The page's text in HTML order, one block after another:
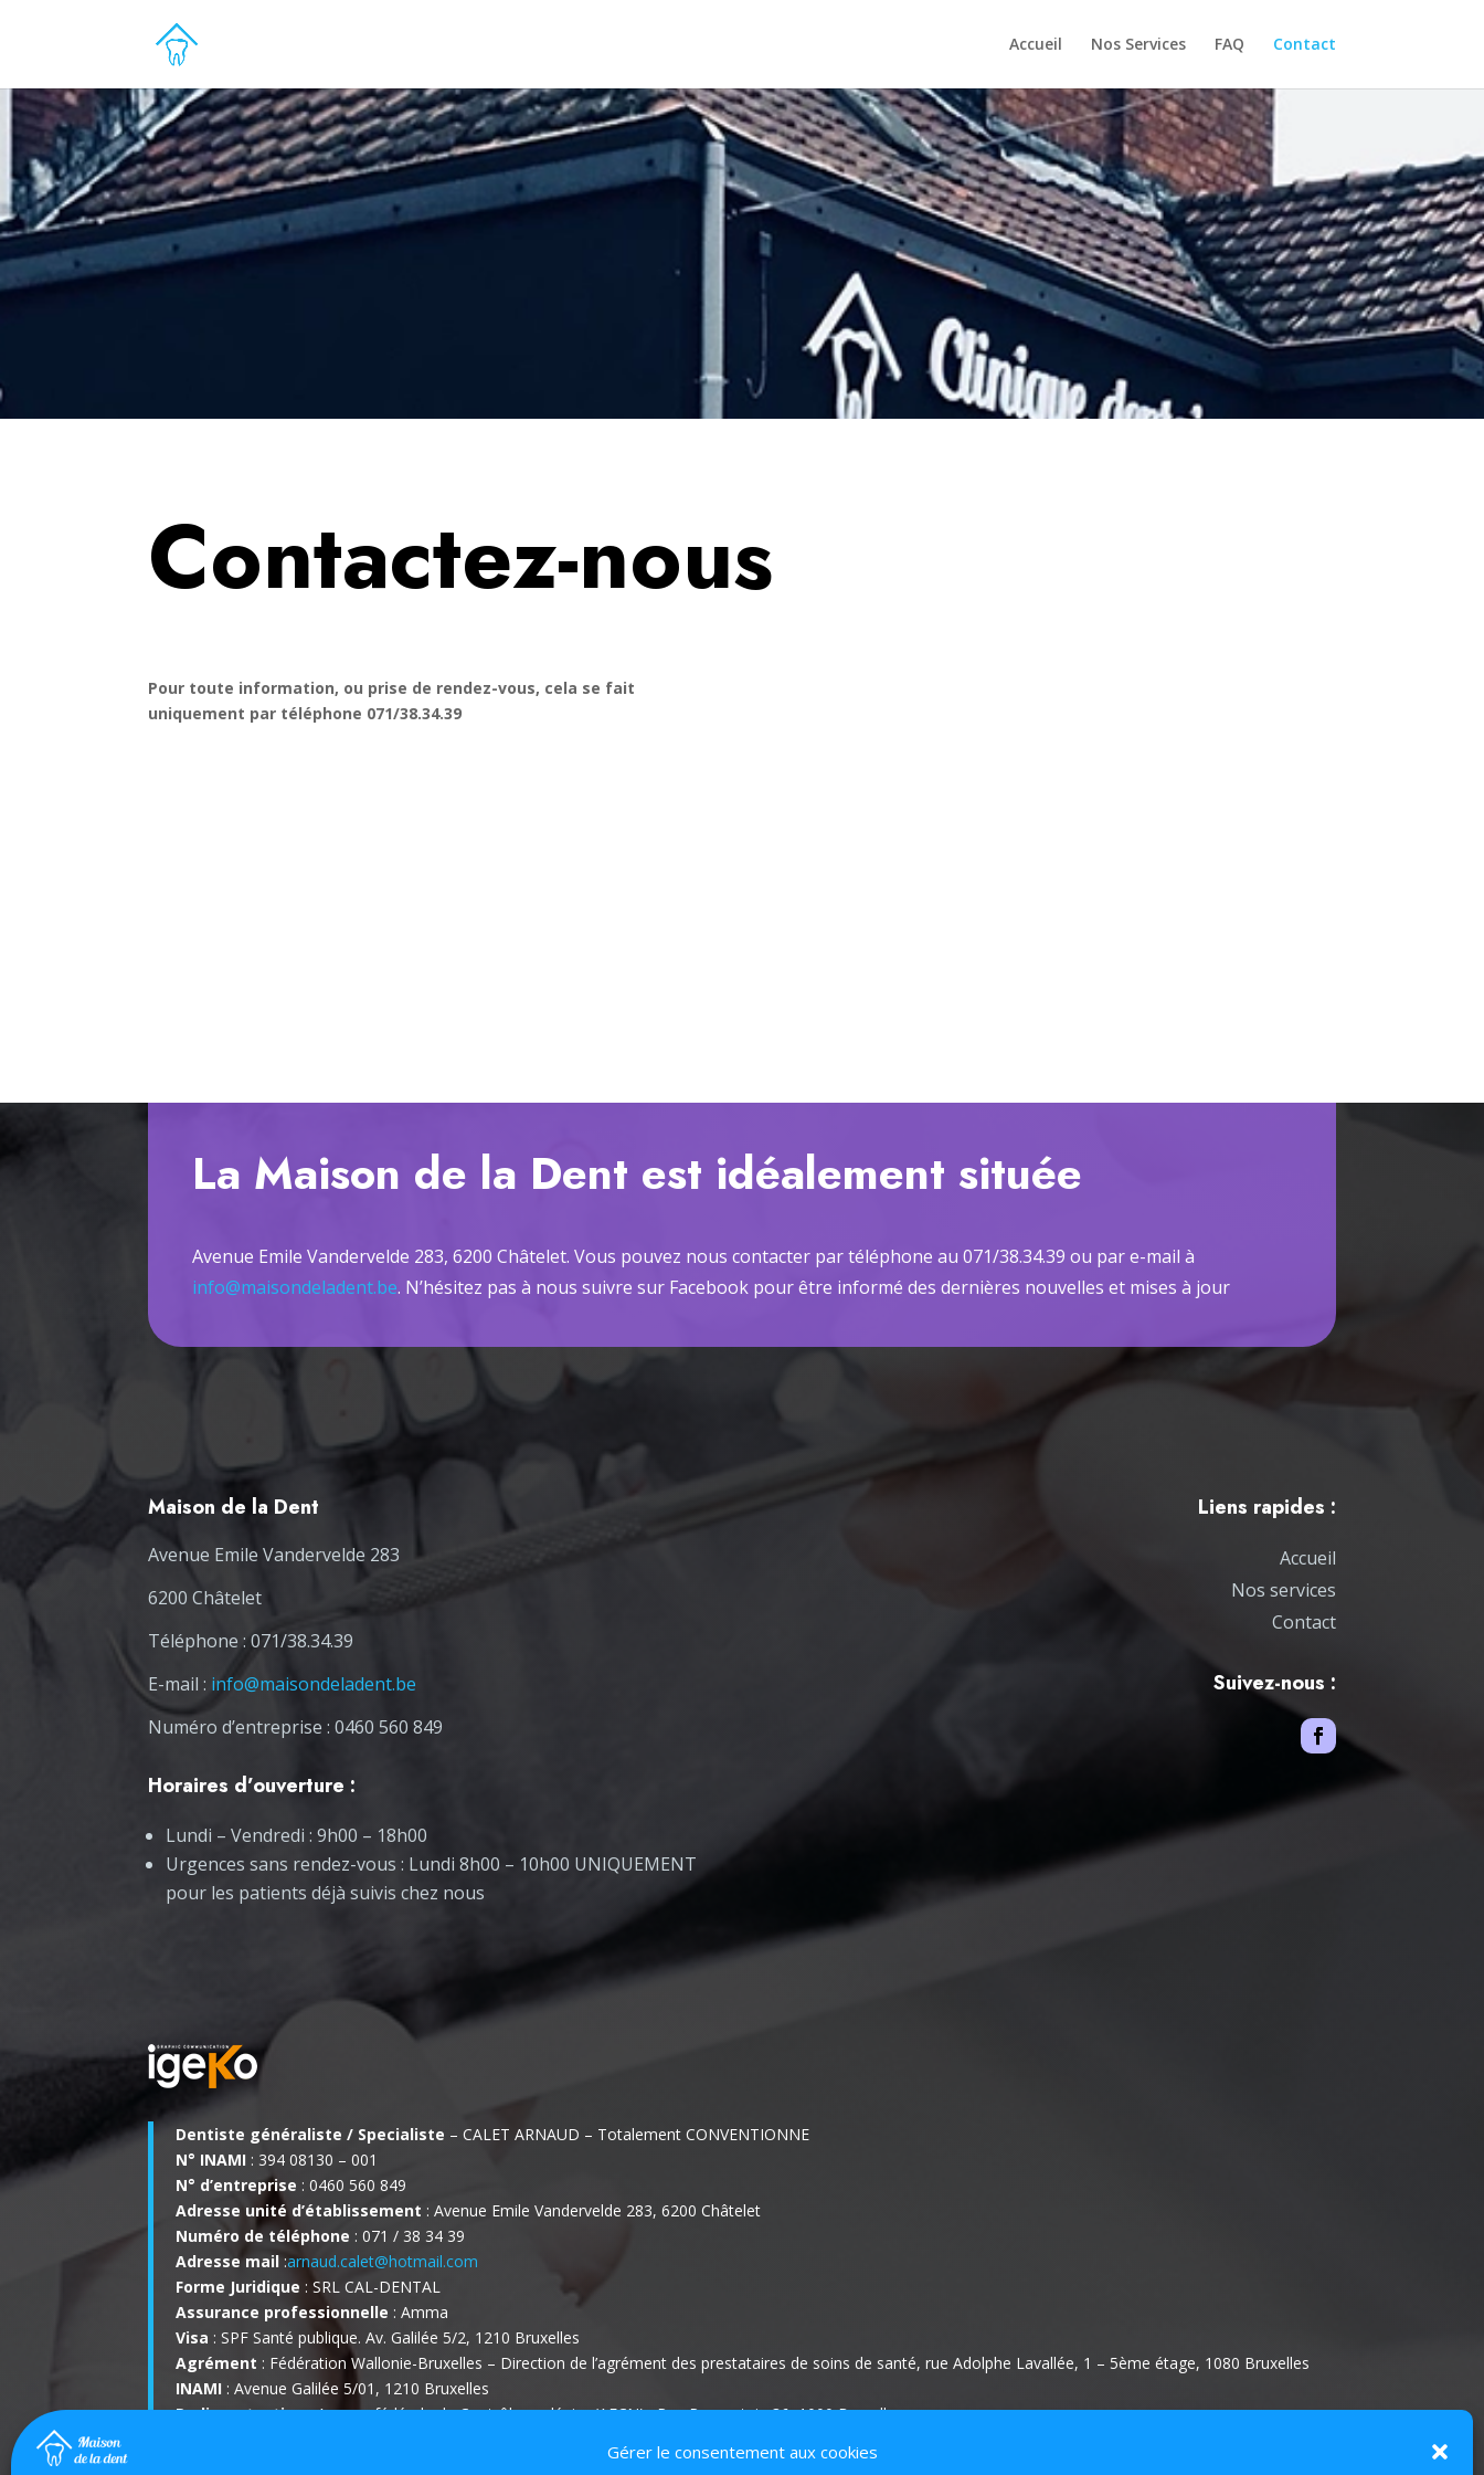
Gérer le consentement aux cookies
Accueil Nos Services FAQ Contact
Contactez-nous
Pour toute information, ou prise de rendez-vous, cela se fait
uniquement par téléphone 071/38.34.39
La Maison de la Dent est idéalement située
Avenue Emile Vandervelde 283, 6200 Châtelet. Vous pouvez nous contacter par téléphone au 071/38.34.39 ou par e-mail à
info@maisondeladent.be. N’hésitez pas à nous suivre sur Facebook pour être informé des dernières nouvelles et mises à jour
Maison de la Dent
Avenue Emile Vandervelde 283
6200 Châtelet
Téléphone : 071/38.34.39
E-mail : info@maisondeladent.be
Numéro d’entreprise : 0460 560 849
Horaires d’ouverture :
Lundi – Vendredi : 9h00 – 18h00
Urgences sans rendez-vous : Lundi 8h00 – 10h00 UNIQUEMENT
pour les patients déjà suivis chez nous
Liens rapides :
Accueil
Nos services
Contact
Suivez-nous :
Dentiste généraliste / Specialiste – CALET ARNAUD – Totalement CONVENTIONNE
N° INAMI : 394 08130 – 001
N° d’entreprise : 0460 560 849
Adresse unité d’établissement : Avenue Emile Vandervelde 283, 6200 Châtelet
Numéro de téléphone : 071 / 38 34 39
Adresse mail :arnaud.calet@hotmail.com
Forme Juridique : SRL CAL-DENTAL
Assurance professionnelle : Amma
Visa : SPF Santé publique. Av. Galilée 5/2, 1210 Bruxelles
Agrément : Fédération Wallonie-Bruxelles – Direction de l’agrément des prestataires de soins de santé, rue Adolphe Lavallée, 1 – 5ème étage, 1080 Bruxelles
INAMI : Avenue Galilée 5/01, 1210 Bruxelles
Radioprotection: Agence fédérale de Contrôle nucléaire (AFCN) : Rue Ravenstein 36, 1000 Bruxelles